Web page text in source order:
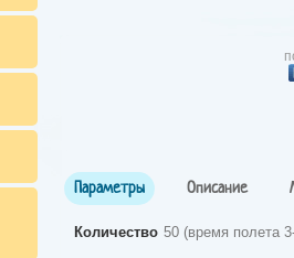
Параметры Описание
Количество 50 (время полета